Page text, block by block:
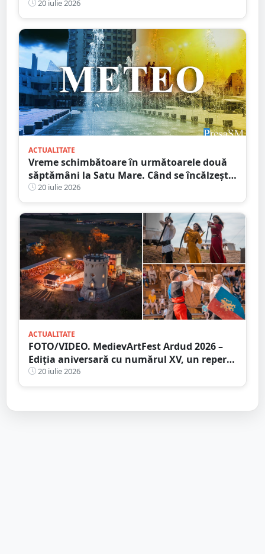
spulberat de mașină
20 iulie 2026
ACTUALITATE
Vreme schimbătoare în următoarele două
săptămâni la Satu Mare. Când se încălzește,
din nou, vremea
20 iulie 2026
ACTUALITATE
FOTO/VIDEO. MedievArtFest Ardud 2026 –
Ediția aniversară cu numărul XV, un reper
al vieții culturale din județul Satu Mare
20 iulie 2026